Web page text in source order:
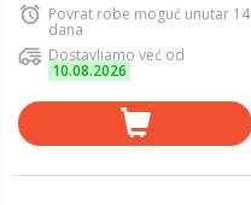
Povrat robe moguć unutar 14
dana
Dostavljamo već od
10.08.2026